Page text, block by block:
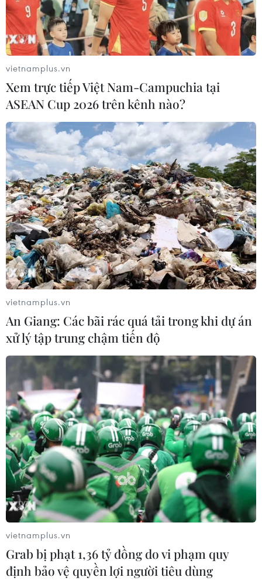
vietnamplus.vn
Xem trực tiếp Việt Nam-Campuchia tại
ASEAN Cup 2026 trên kênh nào?
vietnamplus.vn
An Giang: Các bãi rác quá tải trong khi dự án
xử lý tập trung chậm tiến độ
vietnamplus.vn
Grab bị phạt 1,36 tỷ đồng do vi phạm quy
định bảo vệ quyền lợi người tiêu dùng